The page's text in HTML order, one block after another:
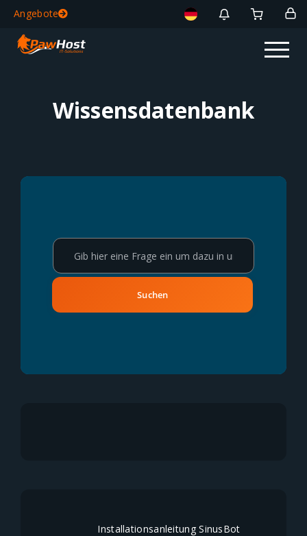
Angebote
Wissensdatenbank
Installationsanleitung SinusBot